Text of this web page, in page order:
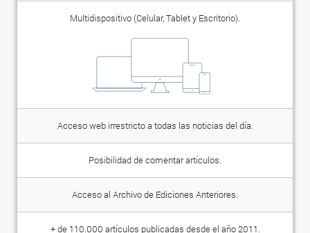
Multidispositivo (Celular, Tablet y Escritorio).
Acceso web irrestricto a todas las noticias del día.
Posibilidad de comentar artículos.
Acceso al Archivo de Ediciones Anteriores.
+ de 110.000 artículos publicadas desde el año 2011.